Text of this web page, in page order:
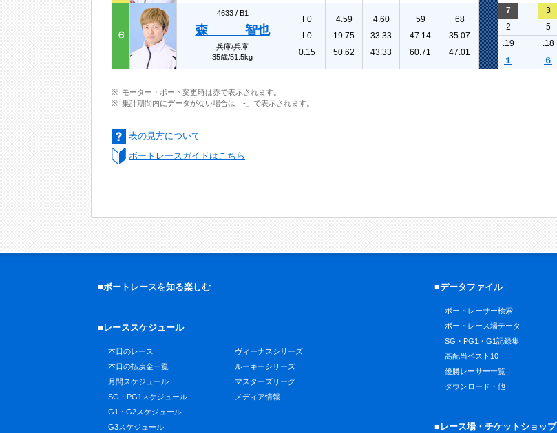
６
4633 / B1
森 智也
兵庫/兵庫
35歳/51.5kg
F0
L0
0.15
4.59
19.75
50.62
4.60
33.33
43.33
59
47.14
60.71
68
35.07
47.01
7 3
2 5
.19
.18
１
６
モーター・ボート変更時は赤で表示されます。
集計期間内にデータがない場合は「-」で表示されます。
表の見方について
ボートレースガイドはこちら
■ボートレースを知る楽しむ
■レーススケジュール
本日のレース
本日の払戻金一覧
月間スケジュール
SG・PG1スケジュール
G1・G2スケジュール
G3スケジュール
ヴィーナスシリーズ
ルーキーシリーズ
マスターズリーグ
メディア情報
■データファイル
ボートレーサー検索
ボートレース場データ
SG・PG1・G1記録集
高配当ベスト10
優勝レーサー一覧
ダウンロード・他
■レース場・チケットショップ